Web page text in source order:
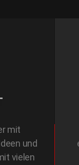
mit
und
vielen